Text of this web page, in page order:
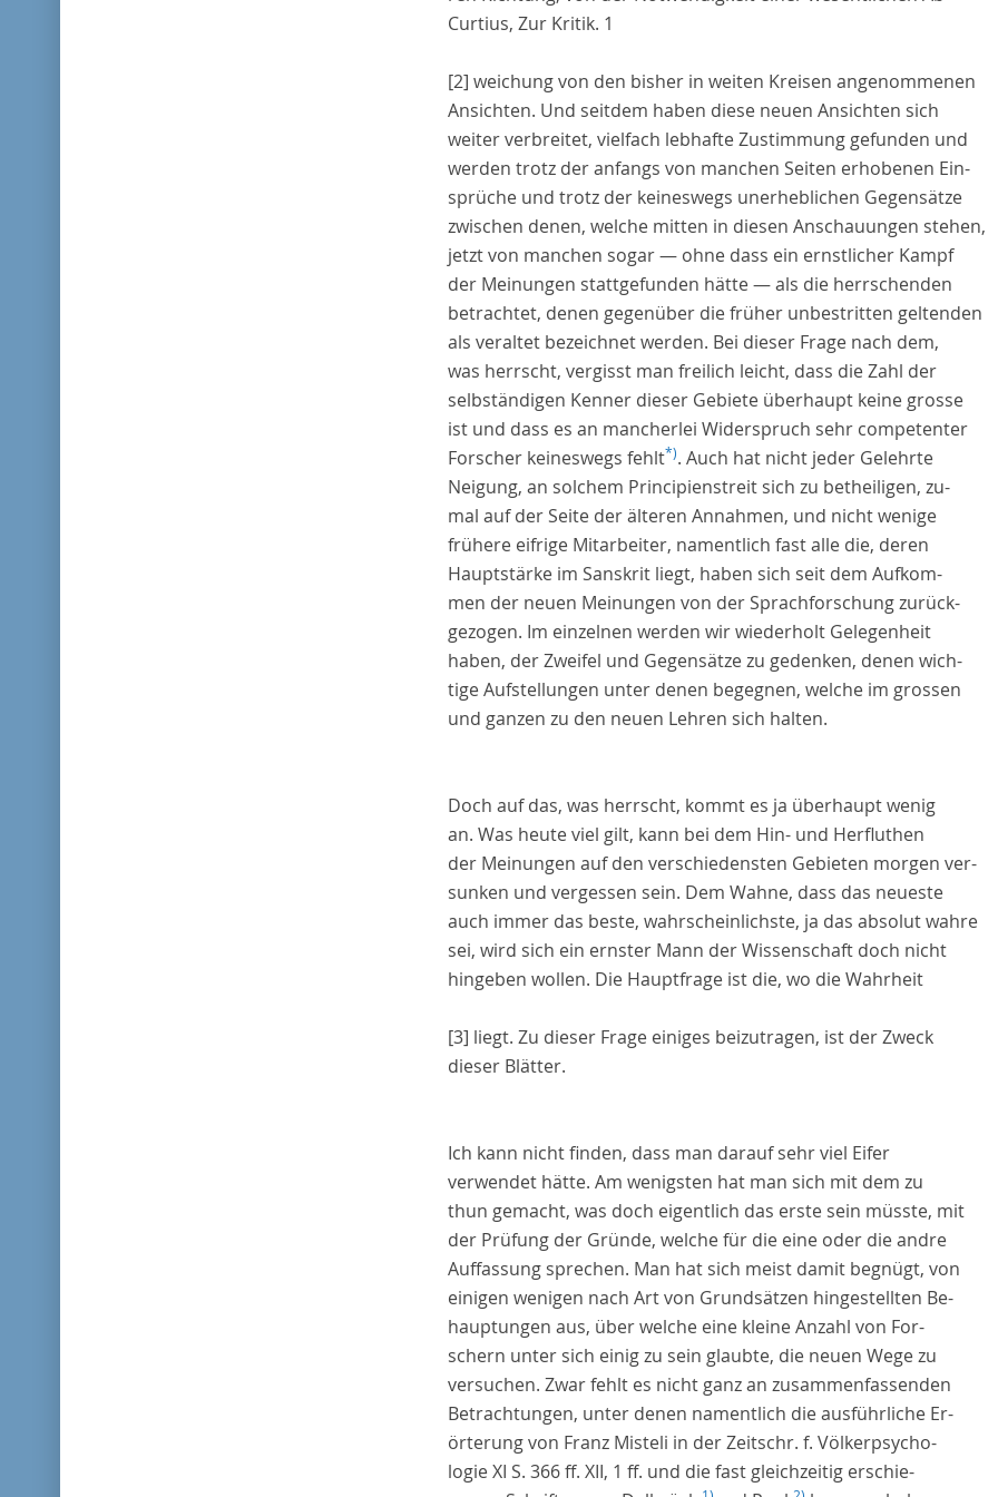
Curtius, Zur Kritik. 1
[2] weichung von den bisher in weiten Kreisen angenommenen
Ansichten. Und seitdem haben diese neuen Ansichten sich
weiter verbreitet, vielfach lebhafte Zustimmung gefunden und
werden trotz der anfangs von manchen Seiten erhobenen Ein-
sprüche und trotz der keineswegs unerheblichen Gegensätze
zwischen denen, welche mitten in diesen Anschauungen stehen,
jetzt von manchen sogar — ohne dass ein ernstlicher Kampf
der Meinungen stattgefunden hätte — als die herrschenden
betrachtet, denen gegenüber die früher unbestritten geltenden
als veraltet bezeichnet werden. Bei dieser Frage nach dem,
was herrscht, vergisst man freilich leicht, dass die Zahl der
selbständigen Kenner dieser Gebiete überhaupt keine grosse
ist und dass es an mancherlei Widerspruch sehr competenter
Forscher keineswegs fehlt*). Auch hat nicht jeder Gelehrte
Neigung, an solchem Principienstreit sich zu betheiligen, zu-
mal auf der Seite der älteren Annahmen, und nicht wenige
frühere eifrige Mitarbeiter, namentlich fast alle die, deren
Hauptstärke im Sanskrit liegt, haben sich seit dem Aufkom-
men der neuen Meinungen von der Sprachforschung zurück-
gezogen. Im einzelnen werden wir wiederholt Gelegenheit
haben, der Zweifel und Gegensätze zu gedenken, denen wich-
tige Aufstellungen unter denen begegnen, welche im grossen
und ganzen zu den neuen Lehren sich halten.
Doch auf das, was herrscht, kommt es ja überhaupt wenig
an. Was heute viel gilt, kann bei dem Hin- und Herfluthen
der Meinungen auf den verschiedensten Gebieten morgen ver-
sunken und vergessen sein. Dem Wahne, dass das neueste
auch immer das beste, wahrscheinlichste, ja das absolut wahre
sei, wird sich ein ernster Mann der Wissenschaft doch nicht
hingeben wollen. Die Hauptfrage ist die, wo die Wahrheit
[3] liegt. Zu dieser Frage einiges beizutragen, ist der Zweck
dieser Blätter.
Ich kann nicht finden, dass man darauf sehr viel Eifer
verwendet hätte. Am wenigsten hat man sich mit dem zu
thun gemacht, was doch eigentlich das erste sein müsste, mit
der Prüfung der Gründe, welche für die eine oder die andre
Auffassung sprechen. Man hat sich meist damit begnügt, von
einigen wenigen nach Art von Grundsätzen hingestellten Be-
hauptungen aus, über welche eine kleine Anzahl von For-
schern unter sich einig zu sein glaubte, die neuen Wege zu
versuchen. Zwar fehlt es nicht ganz an zusammenfassenden
Betrachtungen, unter denen namentlich die ausführliche Er-
örterung von Franz Misteli in der Zeitschr. f. Völkerpsycho-
logie XI S. 366 ff. XII, 1 ff. und die fast gleichzeitig erschie-